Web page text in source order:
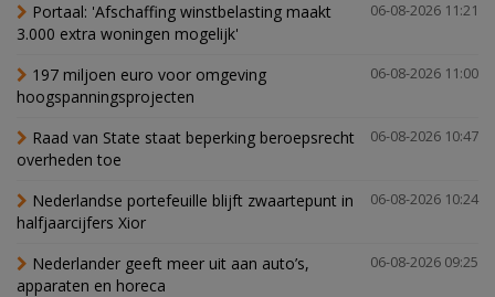
06-08-2026 11:21
Portaal: 'Afschaffing winstbelasting maakt
3.000 extra woningen mogelijk'
06-08-2026 11:00
197 miljoen euro voor omgeving
hoogspanningsprojecten
06-08-2026 10:47
Raad van State staat beperking beroepsrecht
overheden toe
06-08-2026 10:24
Nederlandse portefeuille blijft zwaartepunt in
halfjaarcijfers Xior
06-08-2026 09:25
Nederlander geeft meer uit aan auto’s,
apparaten en horeca